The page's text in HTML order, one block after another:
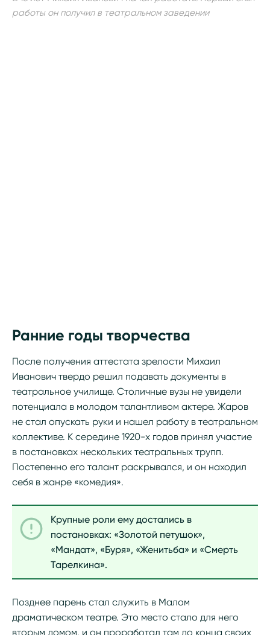
работы он получил в театральном заведении
Ранние годы творчества
После получения аттестата зрелости Михаил
Иванович твердо решил подавать документы в
театральное училище. Столичные вузы не увидели
потенциала в молодом талантливом актере. Жаров
не стал опускать руки и нашел работу в театральном
коллективе. К середине 1920-х годов принял участие
в постановках нескольких театральных трупп.
Постепенно его талант раскрывался, и он находил
себя в жанре «комедия».
Крупные роли ему достались в
постановках: «Золотой петушок»,
«Мандат», «Буря», «Женитьба» и «Смерть
Тарелкина».
Позднее парень стал служить в Малом
драматическом театре. Это место стало для него
вторым домом, и он проработал там до конца своих